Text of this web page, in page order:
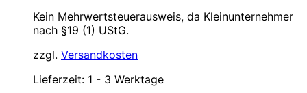
Kein Mehrwertsteuerausweis, da Kleinunternehmer
nach §19 (1) UStG.
zzgl. Versandkosten
Lieferzeit: 1 - 3 Werktage